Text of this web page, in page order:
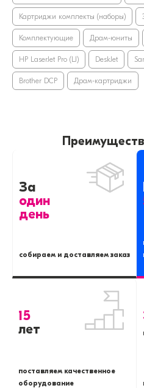
Картриджи комплекты (наборы)
Комплектующие Драм-юниты
HP LaserJet Pro (LJ) DeskJet
Brother DCP Драм-картриджи
За
один
день
собираем и доставляем заказ
15
лет
поставляем качественное
оборудование